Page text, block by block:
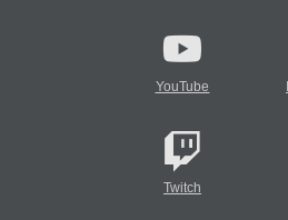
YouTube
Twitch